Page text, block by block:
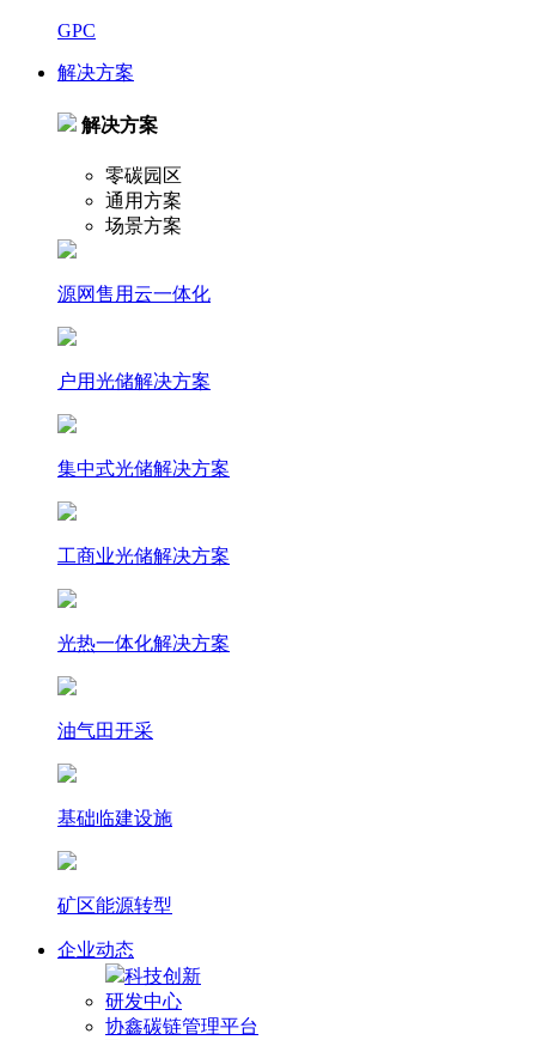
GPC
解决方案
解决方案
零碳园区
通用方案
场景方案
源网售用云一体化
户⽤光储解决⽅案
集中式光储解决⽅案
⼯商业光储解决⽅案
光热⼀体化解决⽅案
油气田开采
基础临建设施
矿区能源转型
企业动态
科技创新
研发中心
协鑫碳链管理平台